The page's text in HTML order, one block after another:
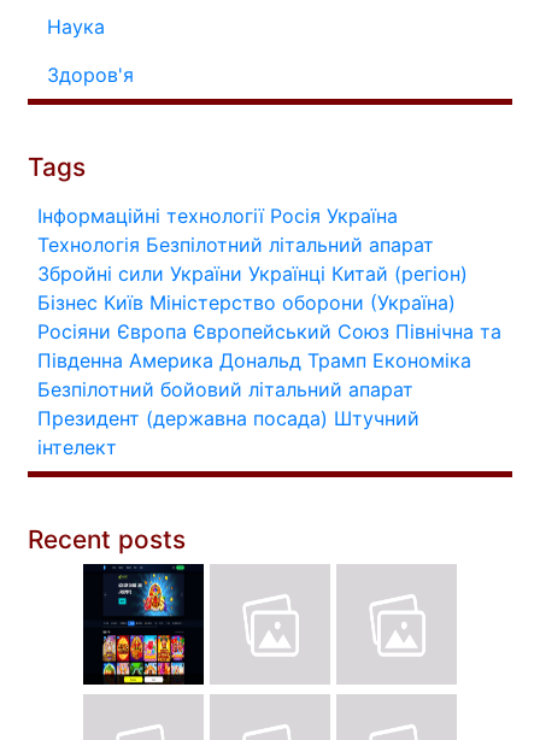
Наука
Здоров'я
Tags
Інформаційні технології Росія Україна
Технологія Безпілотний літальний апарат
Збройні сили України Українці Китай (регіон)
Бізнес Київ Міністерство оборони (Україна)
Росіяни Європа Європейський Союз Північна та
Південна Америка Дональд Трамп Економіка
Безпілотний бойовий літальний апарат
Президент (державна посада) Штучний
інтелект
Recent posts